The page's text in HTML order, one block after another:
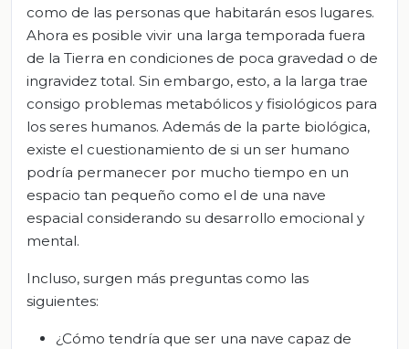
como de las personas que habitarán esos lugares.
Ahora es posible vivir una larga temporada fuera
de la Tierra en condiciones de poca gravedad o de
ingravidez total. Sin embargo, esto, a la larga trae
consigo problemas metabólicos y fisiológicos para
los seres humanos. Además de la parte biológica,
existe el cuestionamiento de si un ser humano
podría permanecer por mucho tiempo en un
espacio tan pequeño como el de una nave
espacial considerando su desarrollo emocional y
mental.
Incluso, surgen más preguntas como las
siguientes:
¿Cómo tendría que ser una nave capaz de